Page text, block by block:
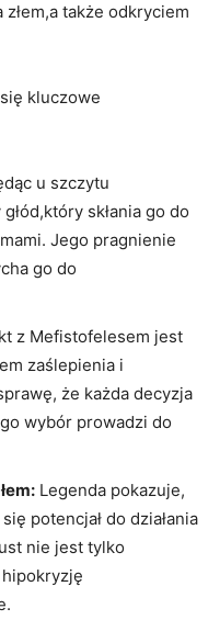
także odkryciem
kluczowe
u szczytu
skłania go do
Jego pragnienie
go do
z Mefistofelesem jest
zaślepienia i
że każda decyzja
wybór prowadzi do
Legenda pokazuje,
potencjał do działania
nie jest tylko